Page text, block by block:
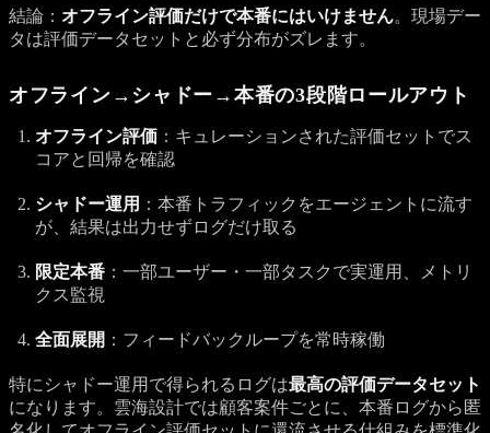
結論： オフライン評価だけで本番にはいけません。現場デー
タは評価データセットと必ず分布がズレます。
オフライン→シャドー→本番の3段階ロールアウト
オフライン評価 ：キュレーションされた評価セットでス
コアと回帰を確認
シャドー運用 ：本番トラフィックをエージェントに流す
が、結果は出力せずログだけ取る
限定本番 ：一部ユーザー・一部タスクで実運用、メトリ
クス監視
全面展開 ：フィードバックループを常時稼働
特にシャドー運用で得られるログは最高の評価データセット
になります。雲海設計では顧客案件ごとに、本番ログから匿